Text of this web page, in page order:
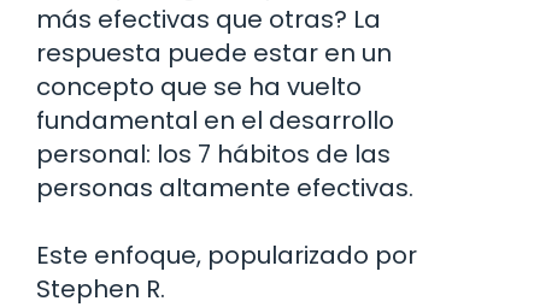
más efectivas que otras? La
respuesta puede estar en un
concepto que se ha vuelto
fundamental en el desarrollo
personal: los 7 hábitos de las
personas altamente efectivas.
Este enfoque, popularizado por
Stephen R.